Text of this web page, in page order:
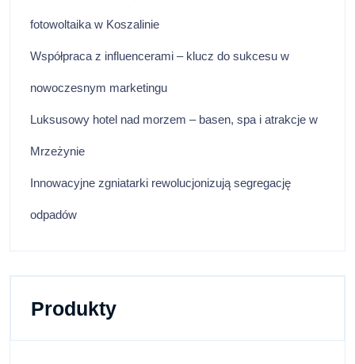
fotowoltaika w Koszalinie
Współpraca z influencerami – klucz do sukcesu w
nowoczesnym marketingu
Luksusowy hotel nad morzem – basen, spa i atrakcje w
Mrzeżynie
Innowacyjne zgniatarki rewolucjonizują segregację
odpadów
Produkty